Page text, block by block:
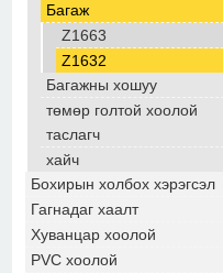
Багаж
Z1663
Z1632
Багажны хошуу
төмөр голтой хоолой
таслагч
хайч
Бохирын холбох хэрэгсэл
Гагнадаг хаалт
Хуванцар хоолой
PVC хоолой